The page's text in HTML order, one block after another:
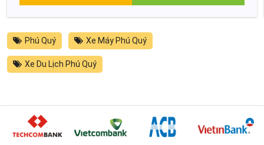
Phú Quý Xe Máy Phú Quý
Xe Du Lịch Phú Quý